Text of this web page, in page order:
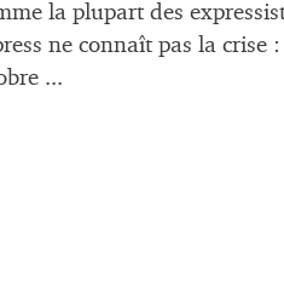
la plupart des
ne connaît pas la crise
...